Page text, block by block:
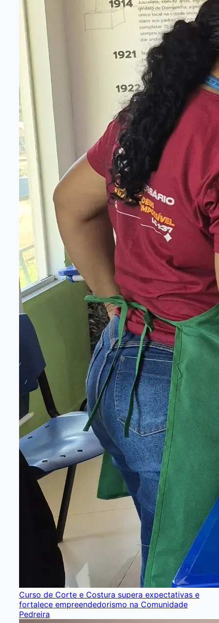
Curso de Corte e Costura supera expectativas e
fortalece empreendedorismo na Comunidade
Pedreira